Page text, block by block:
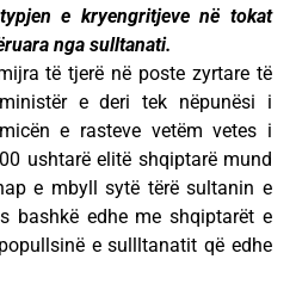
e kryengritjeve në tokat
nga sulltanati.
të tjerë në poste zyrtare të
e deri tek nëpunësi i
e rasteve vetëm vetes i
ushtarë elitë shqiptarë mund
e mbyll sytë tërë sultanin e
bashkë edhe me shqiptarët e
e sullltanatit që edhe